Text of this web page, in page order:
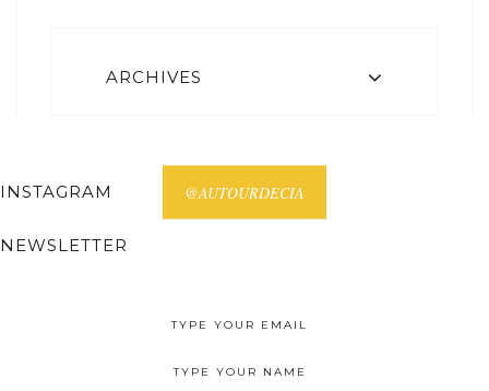
ARCHIVES
INSTAGRAM @AUTOURDECIA
NEWSLETTER